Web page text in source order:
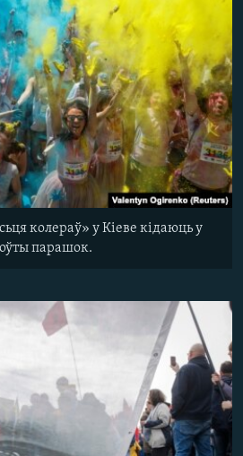
колераў» у Кіеве кідаюць у
парашок.